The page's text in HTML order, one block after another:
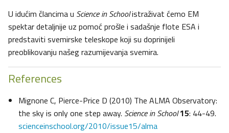
U idućim člancima u Science in Schoolistraživat ćemo EM
spektar detaljnije uz pomoć prošle i sadašnje flote ESA i
predstaviti svemirske teleskope koji su doprinijeli
preoblikovanju našeg razumijevanja svemira.
References
Mignone C, Pierce-Price D (2010) The ALMA Observatory:
the sky is only one step away. Science in School15: 44-49.
scienceinschool.org/2010/issue15/alma